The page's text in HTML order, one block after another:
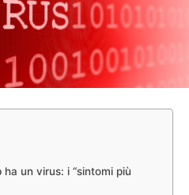
un virus: i “sintomi più